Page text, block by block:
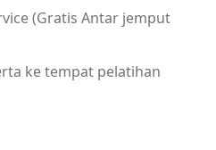
(Gratis Antar jemput
ke tempat pelatihan